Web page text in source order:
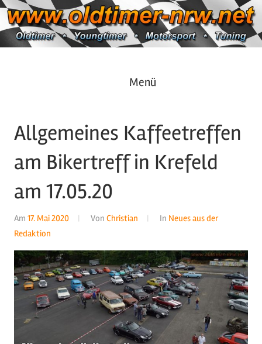
Zum
Inhalt
springen
https://oldtimer-
Motorsport
Tuning
Menü
Allgemeines Kaffeetreffen
am Bikertreff in Krefeld
am 17.05.20
Am 17. Mai 2020 Von Christian In Neues aus der
Redaktion